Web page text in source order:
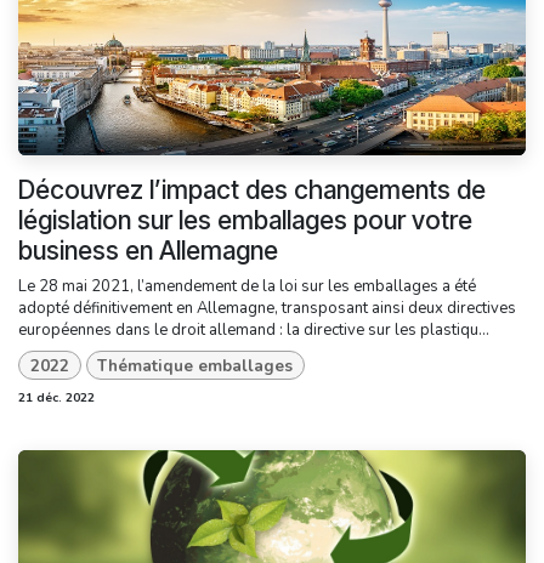
Découvrez l’impact des changements de
législation sur les emballages pour votre
business en Allemagne
Le 28 mai 2021, l’amendement de la loi sur les emballages a été
adopté définitivement en Allemagne, transposant ainsi deux directives
européennes dans le droit allemand : la directive sur les plastiqu...
2022 Thématique emballages
21 déc. 2022